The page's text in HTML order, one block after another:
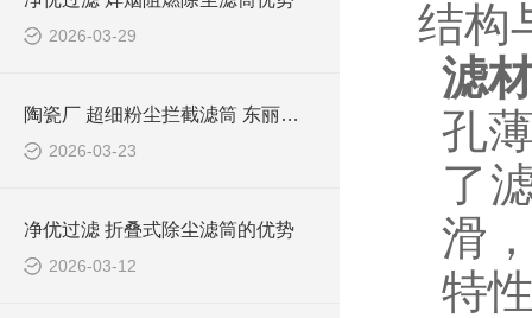
2026-03-29
陶瓷厂 超细粉尘拦截滤筒 东丽覆膜滤材
2026-03-23
净优过滤 折叠式除尘滤筒的优势
2026-03-12
结构
滤
孔
了
滑
特